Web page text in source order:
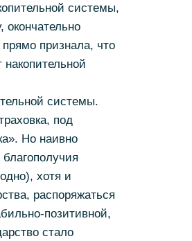
системы,
признала, что
накопительной
системы.
под
Но наивно
хотя и
распоряжаться
позитивной,
стало